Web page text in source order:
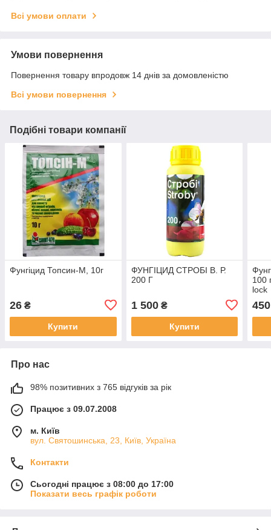
Всі умови оплати
Умови повернення
Повернення товару впродовж 14 днів за домовленістю
Всі умови повернення
Подібні товари компанії
Фунгіцид Топсин-М, 10г
26 ₴
Купити
ФУНГІЦИД СТРОБІ В. Р.
200 Г
1 500₴
Купити
100
lock
450
Про нас
98% позитивних з 765 відгуків за рік
Працює з 09.07.2008
м. Київ
вул. Святошинська, 23, Київ, Україна
Контакти
Сьогодні працює з 08:00 до 17:00
Показати весь графік роботи